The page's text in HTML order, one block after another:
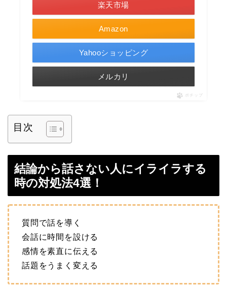
Amazon
楽天市場
Yahooショッピング
メルカリ
ポチップ
目次
結論から話さない人にイライラする
時の対処法4選！
質問で話を導く
会話に時間を設ける
感情を素直に伝える
話題をうまく変える